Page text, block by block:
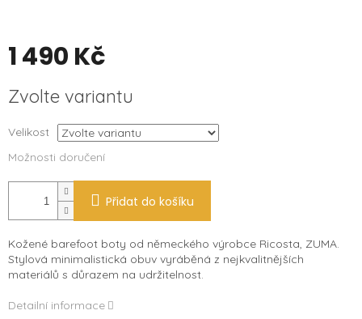
1 490 Kč
cena:
Zvolte variantu
Velikost
Možnosti doručení
Přidat do košíku
Kožené barefoot boty od německého výrobce Ricosta, ZUMA.
Stylová minimalistická obuv vyráběná z nejkvalitnějších
materiálů s důrazem na udržitelnost.
Detailní informace